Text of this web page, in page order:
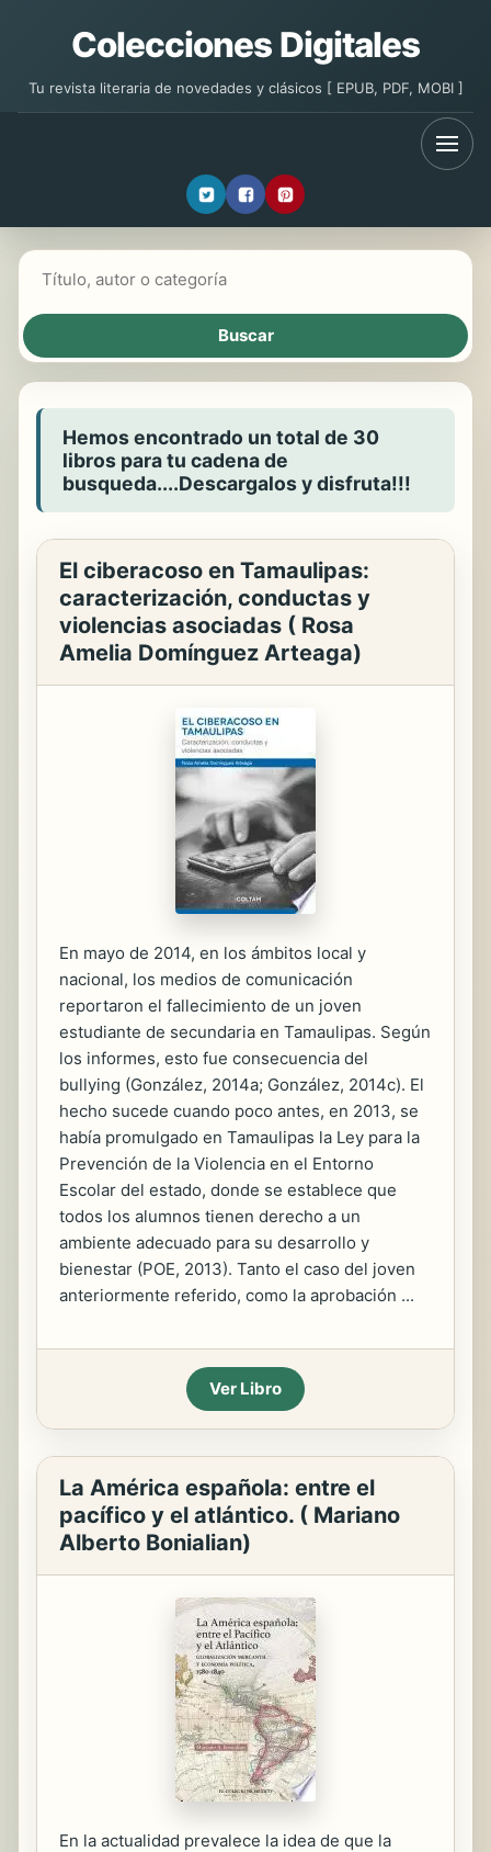
Colecciones Digitales
Tu revista literaria de novedades y clásicos [ EPUB, PDF, MOBI ]
Hemos encontrado un total de 30
libros para tu cadena de
busqueda....Descargalos y disfruta!!!
El ciberacoso en Tamaulipas:
caracterización, conductas y
violencias asociadas ( Rosa
Amelia Domínguez Arteaga)
En mayo de 2014, en los ámbitos local y
nacional, los medios de comunicación
reportaron el fallecimiento de un joven
estudiante de secundaria en Tamaulipas. Según
los informes, esto fue consecuencia del
bullying (González, 2014a; González, 2014c). El
hecho sucede cuando poco antes, en 2013, se
había promulgado en Tamaulipas la Ley para la
Prevención de la Violencia en el Entorno
Escolar del estado, donde se establece que
todos los alumnos tienen derecho a un
ambiente adecuado para su desarrollo y
bienestar (POE, 2013). Tanto el caso del joven
anteriormente referido, como la aprobación ...
Ver Libro
La América española: entre el
pacífico y el atlántico. ( Mariano
Alberto Bonialian)
En la actualidad prevalece la idea de que la